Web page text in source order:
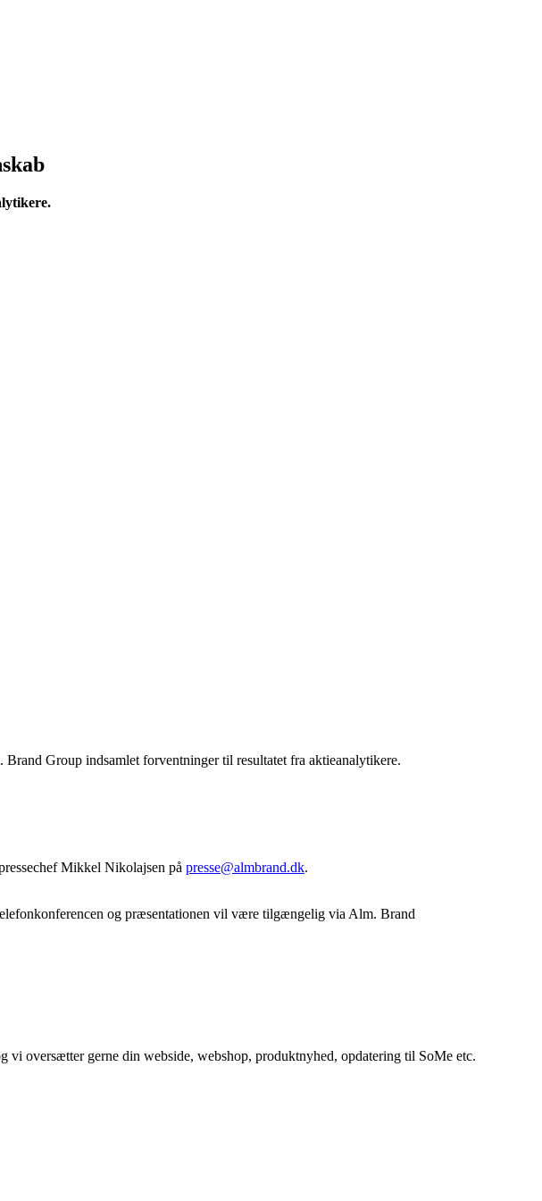
Group indsamlet forventninger til resultatet fra aktieanalytikere.
Mikkel Nikolajsen på presse@almbrand.dk.
og præsentationen vil være tilgængelig via Alm. Brand
vi oversætter gerne din webside, webshop, produktnyhed, opdatering til SoMe etc.